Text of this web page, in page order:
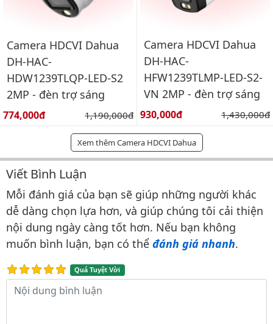
Camera HDCVI Dahua
DH-HAC-
HDW1239TLQP-LED-S2
2MP - đèn trợ sáng
Giá bán:
774,000đ Giá gốc:
1,190,000đ
Camera HDCVI Dahua
DH-HAC-
HFW1239TLMP-LED-S2-
VN 2MP - đèn trợ sáng
Giá bán:
930,000đ Giá gốc:
1,430,000đ
Xem thêm Camera HDCVI Dahua
Bình luận & Đánh giá
Viết Bình Luận
Mỗi đánh giá của bạn sẽ giúp những người khác
dễ dàng chọn lựa hơn, và giúp chúng tôi cải thiện
nội dung ngày càng tốt hơn. Nếu bạn không
muốn bình luận, bạn có thể đánh giá nhanh.
Quá Tuyệt Vời
Nội dung bình luận